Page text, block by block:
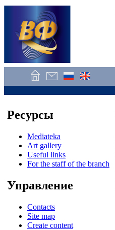
Ресурсы
Mediateka
Art gallery
Useful links
For the staff of the branch
Управление
Contacts
Site map
Create content